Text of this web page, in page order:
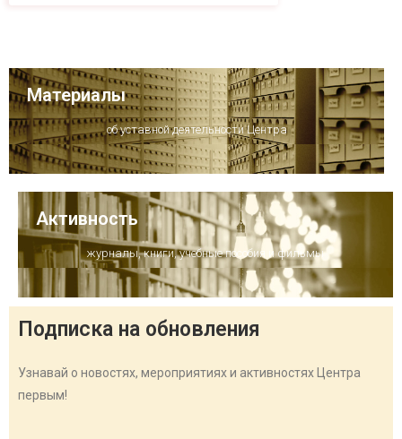
Материалы
об уставной деятельности Центра
Активность
журналы, книги, учебные пособия и фильмы
Подписка на обновления
Узнавай о новостях, мероприятиях и активностях Центра
первым!